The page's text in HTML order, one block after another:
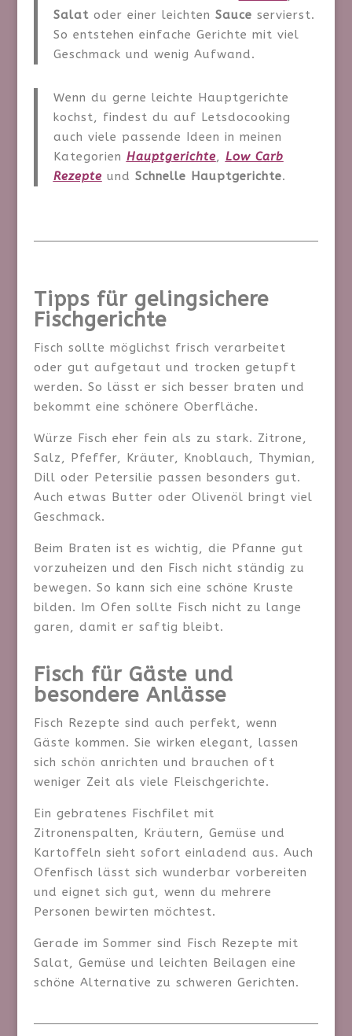
Salatoder einer leichten Sauce servierst.
So entstehen einfache Gerichte mit viel
Geschmack und wenig Aufwand.
Wenn du gerne leichte Hauptgerichte
kochst, findest du auf Letsdocooking
auch viele passende Ideen in meinen
Kategorien Hauptgerichte, Low Carb
Rezepte und Schnelle Hauptgerichte.
Tipps für gelingsichere
Fischgerichte
Fisch sollte möglichst frisch verarbeitet
oder gut aufgetaut und trocken getupft
werden. So lässt er sich besser braten und
bekommt eine schönere Oberfläche.
Würze Fisch eher fein als zu stark. Zitrone,
Salz, Pfeffer, Kräuter, Knoblauch, Thymian,
Dill oder Petersilie passen besonders gut.
Auch etwas Butter oder Olivenöl bringt viel
Geschmack.
Beim Braten ist es wichtig, die Pfanne gut
vorzuheizen und den Fisch nicht ständig zu
bewegen. So kann sich eine schöne Kruste
bilden. Im Ofen sollte Fisch nicht zu lange
garen, damit er saftig bleibt.
Fisch für Gäste und
besondere Anlässe
Fisch Rezepte sind auch perfekt, wenn
Gäste kommen. Sie wirken elegant, lassen
sich schön anrichten und brauchen oft
weniger Zeit als viele Fleischgerichte.
Ein gebratenes Fischfilet mit
Zitronenspalten, Kräutern, Gemüse und
Kartoffeln sieht sofort einladend aus. Auch
Ofenfisch lässt sich wunderbar vorbereiten
und eignet sich gut, wenn du mehrere
Personen bewirten möchtest.
Gerade im Sommer sind Fisch Rezepte mit
Salat, Gemüse und leichten Beilagen eine
schöne Alternative zu schweren Gerichten.